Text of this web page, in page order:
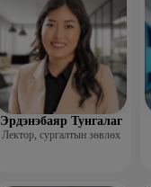
Эрдэнэбаяр Тунгалаг
Лектор, сургалтын зөвлөх